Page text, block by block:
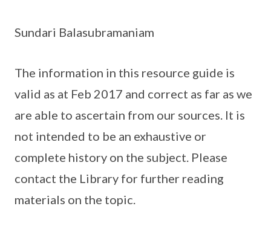
Sundari Balasubramaniam
The information in this resource guide is
valid as at Feb 2017 and correct as far as we
are able to ascertain from our sources. It is
not intended to be an exhaustive or
complete history on the subject. Please
contact the Library for further reading
materials on the topic.